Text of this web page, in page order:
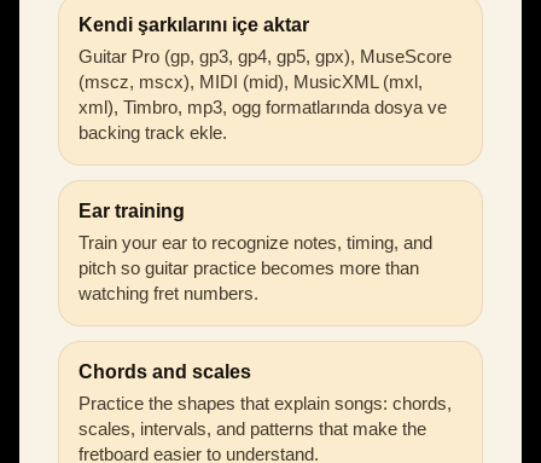
Kendi şarkılarını içe aktar
Guitar Pro (gp, gp3, gp4, gp5, gpx), MuseScore
(mscz, mscx), MIDI (mid), MusicXML (mxl,
xml), Timbro, mp3, ogg formatlarında dosya ve
backing track ekle.
Ear training
Train your ear to recognize notes, timing, and
pitch so guitar practice becomes more than
watching fret numbers.
Chords and scales
Practice the shapes that explain songs: chords,
scales, intervals, and patterns that make the
fretboard easier to understand.